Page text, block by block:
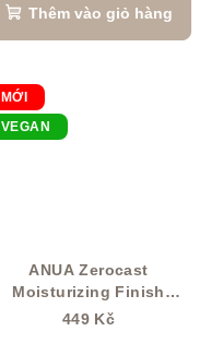
Thêm vào giỏ hàng
MỚI
VEGAN
ANUA Zerocast
Moisturizing Finish
Sunscreen SPF 50 50 ml
449 Kč